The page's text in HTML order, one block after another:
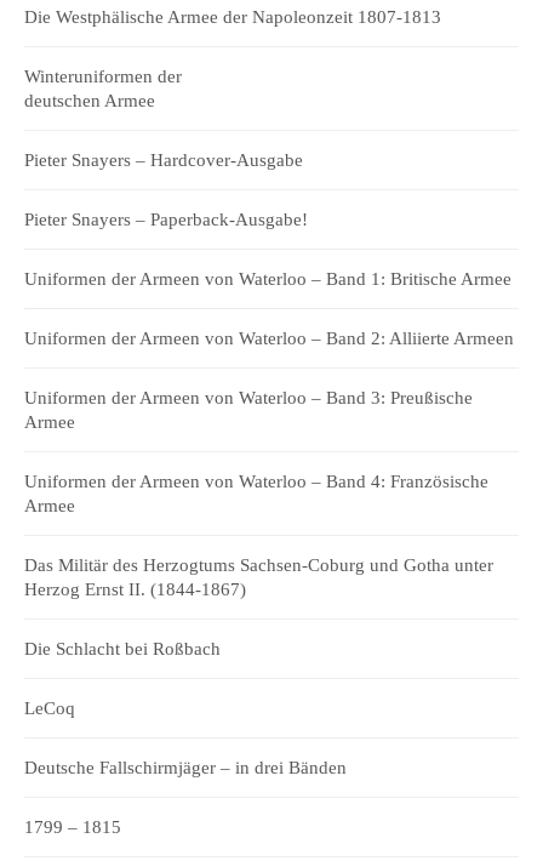
Die Westphälische Armee der Napoleonzeit 1807-1813
Winteruniformen der
deutschen Armee
Pieter Snayers – Hardcover-Ausgabe
Pieter Snayers – Paperback-Ausgabe!
Uniformen der Armeen von Waterloo – Band 1: Britische Armee
Uniformen der Armeen von Waterloo – Band 2: Alliierte Armeen
Uniformen der Armeen von Waterloo – Band 3: Preußische
Armee
Uniformen der Armeen von Waterloo – Band 4: Französische
Armee
Das Militär des Herzogtums Sachsen-Coburg und Gotha unter
Herzog Ernst II. (1844-1867)
Die Schlacht bei Roßbach
LeCoq
Deutsche Fallschirmjäger – in drei Bänden
1799 – 1815